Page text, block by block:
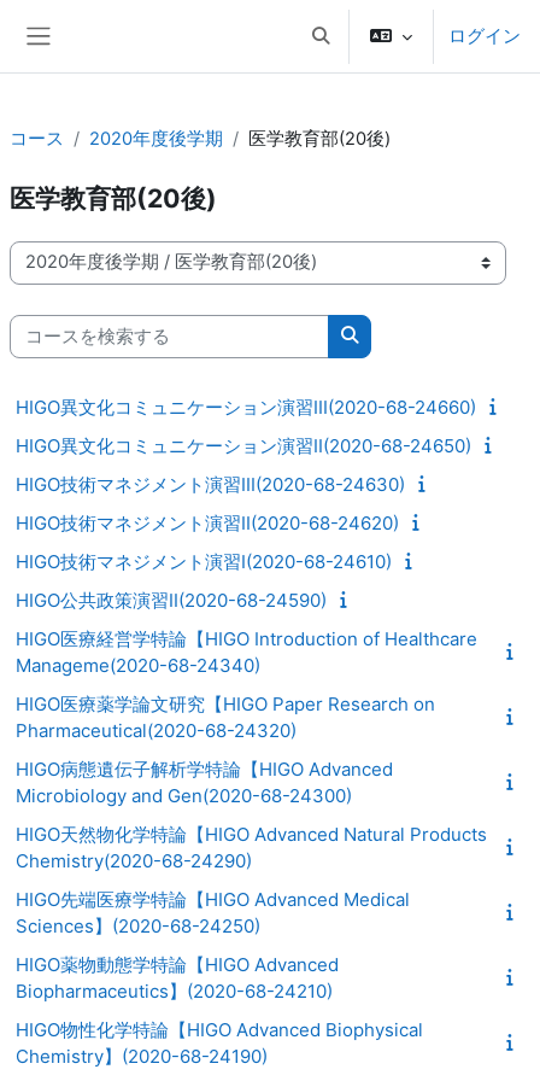
検索入力に切り替えるログイン
コース 2020年度後学期 医学教育部(20後)
医学教育部(20後)
コースカテゴリ
コースを検索する
コースを検索する
HIGO異文化コミュニケーション演習III(2020-68-24660)
HIGO異文化コミュニケーション演習II(2020-68-24650)
HIGO技術マネジメント演習III(2020-68-24630)
HIGO技術マネジメント演習II(2020-68-24620)
HIGO技術マネジメント演習I(2020-68-24610)
HIGO公共政策演習II(2020-68-24590)
HIGO医療経営学特論【HIGO Introduction of Healthcare
Manageme(2020-68-24340)
HIGO医療薬学論文研究【HIGO Paper Research on
Pharmaceutical(2020-68-24320)
HIGO病態遺伝子解析学特論【HIGO Advanced
Microbiology and Gen(2020-68-24300)
HIGO天然物化学特論【HIGO Advanced Natural Products
Chemistry(2020-68-24290)
HIGO先端医療学特論【HIGO Advanced Medical
Sciences】(2020-68-24250)
HIGO薬物動態学特論【HIGO Advanced
Biopharmaceutics】(2020-68-24210)
HIGO物性化学特論【HIGO Advanced Biophysical
Chemistry】(2020-68-24190)